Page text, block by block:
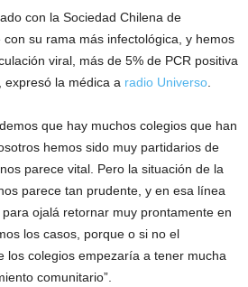
con la Sociedad Chilena de
su rama más infectológica, y hemos
viral, más de 5% de PCR positiva
expresó la médica a radio Universo
que hay muchos colegios que han
hemos sido muy partidarios de
parece vital. Pero la situación de la
parece tan prudente, y en esa línea
ojalá retornar muy prontamente en
los casos, porque o si no el
los colegios empezaría a tener mucha
comunitario”.